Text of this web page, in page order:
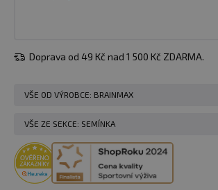
Doprava od 49 Kč nad 1 500 Kč ZDARMA.
VŠE OD VÝROBCE: BRAINMAX
VŠE ZE SEKCE: SEMÍNKA